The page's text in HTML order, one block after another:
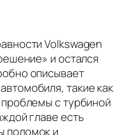
Volkswagen
и остался
описывает
такие как
с турбиной
главе есть
поломок и